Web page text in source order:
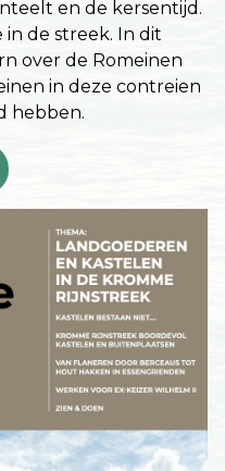
en de kersentijd.
de streek. In dit
over de Romeinen
in deze contreien
hebben.